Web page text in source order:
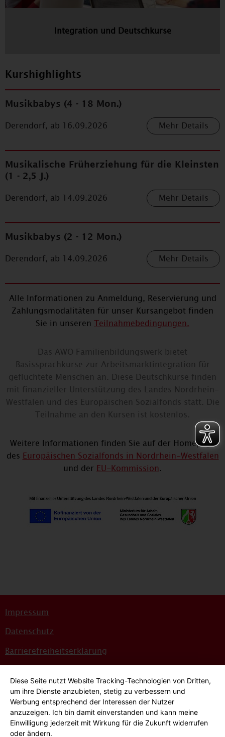
Integration und Deutschkurse
Kurshighlights
Musikbabys (4 - 18 Mon.)
Derendorf, ab 16.09.2026 Mehr Details
Musikalische Früherziehung für die Kleinsten
(1 - 2,5 J.)
Derendorf, ab 14.09.2026 Mehr Details
Musikbabys (2 - 12 Mon.)
Derendorf, ab 14.09.2026 Mehr Details
Alle Informationen zu Anmeldung, Reservierung und
Zahlungsmodalitäten für unser Kursangebot finden
Sie in unseren Teilnahmebedingungen.
Das AWO Familienbildungswerk bietet
Basissprachkurse zur Arbeitsmarktintegration für
geflüchtete Menschen an. Diese Deutschkurse finden
mit finanzieller Unterstützung des Landes Nordrhein-
Westfalen und des Europäischen Sozialfonds statt. Die
Teilnahme an den Kursen ist kostenlos.
Weitere Informationen finden Sie auf der Homepage
des Europäischen Sozialfonds in Nordrhein-Westfalen
und der EU-Kommission.
Impressum
Datenschutz
Barrierefreiheitserklärung
Bildnachweise
Hinweisgeber*innensystem
Cookie-Einstellungen
Diese Seite nutzt Website Tracking-Technologien von Dritten,
um ihre Dienste anzubieten, stetig zu verbessern und
Werbung entsprechend der Interessen der Nutzer
anzuzeigen. Ich bin damit einverstanden und kann meine
Einwilligung jederzeit mit Wirkung für die Zukunft widerrufen
oder ändern.